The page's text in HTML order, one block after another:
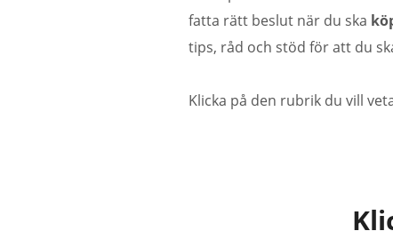
fatta rätt beslut när du ska
tips, råd och stöd för att du
Klicka på den rubrik du vill